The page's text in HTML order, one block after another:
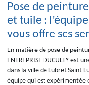
Pose de
et tuile : l’équipe
vous offre ses
En matière de pose de
ENTREPRISE DUCULTY est
dans la ville de Lubret Saint
équipe qui est expérimentée